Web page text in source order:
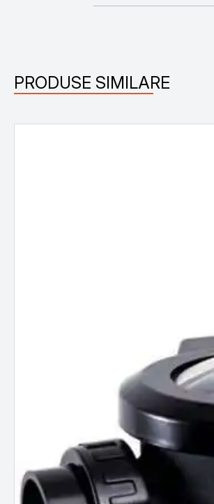
PRODUSE SIMILARE